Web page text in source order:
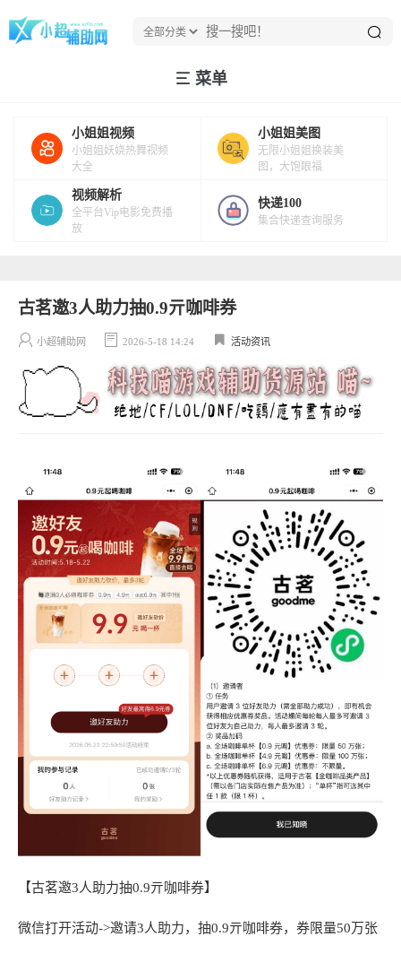
菜单
小姐姐视频
小姐姐妖娆热舞视频
大全
小姐姐美图
无限小姐姐换装美
图，大饱眼福
视频解析
全平台Vip电影免费播
放
快递100
集合快递查询服务
古茗邀3人助力抽0.9亓咖啡券
小超辅助网 2026-5-18 14:24 活动资讯
【古茗邀3人助力抽0.9亓咖啡券】
微信打开活动->邀请3人助力，抽0.9亓咖啡券，券限量50万张